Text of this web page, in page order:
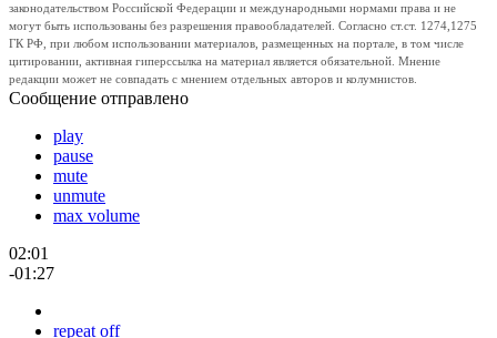
законодательством Российской Федерации и международными нормами права и не
могут быть использованы без разрешения правообладателей. Согласно ст.ст. 1274,1275
ГК РФ, при любом использовании материалов, размещенных на портале, в том числе
цитировании, активная гиперссылка на материал является обязательной. Мнение
редакции может не совпадать с мнением отдельных авторов и колумнистов.
Сообщение отправлено
play
pause
mute
unmute
max volume
02:01
-01:27
repeat off